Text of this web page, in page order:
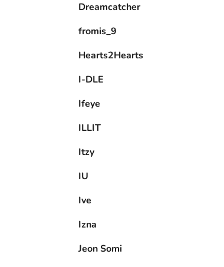
Dreamcatcher
fromis_9
Hearts2Hearts
I-DLE
Ifeye
ILLIT
Itzy
IU
Ive
Izna
Jeon Somi